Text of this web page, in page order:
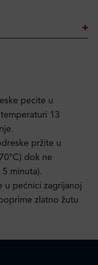
pecite u
13
pržite u
dok ne
minuta).
u pećnici zagrijanoj
zlatno žutu